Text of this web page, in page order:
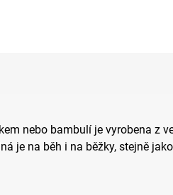
nebo bambulí je vyrobena z
je na běh i na běžky, stejně